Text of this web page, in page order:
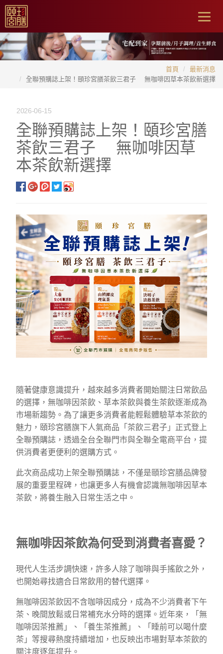
首頁
最新消息
全聯預購誌上架！頤珍宮膳茶飲三君子 無咖啡因草本茶飲新選擇
2026-06-15
全聯預購誌上架！頤珍宮膳
茶飲三君子 無咖啡因草
本茶飲新選擇